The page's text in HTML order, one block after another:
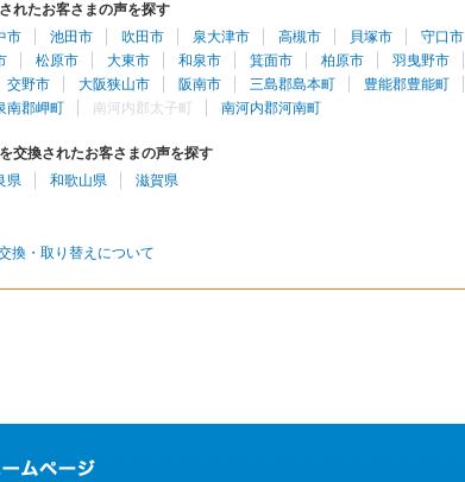
れたお客さまの声を探す
市
池田市 吹田市 泉大津市 高槻市 貝塚市 守口市
松原市 大東市 和泉市 箕面市 柏原市 羽曳野市
交野市
大阪狭山市 阪南市 三島郡島本町 豊能郡豊能町
南郡岬町
南河内郡太子町 南河内郡河南町
交換されたお客さまの声を探す
県
和歌山県 滋賀県
換・取り替えについて